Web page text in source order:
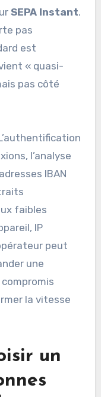
SEPA Instant.
pas
est
« quasi-
pas côté
l’analyse
IBAN
faibles
IP
peut
une
la vitesse
un